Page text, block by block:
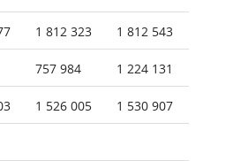
1 812 323 1 812 543
757 984 1 224 131
1 526 005 1 530 907